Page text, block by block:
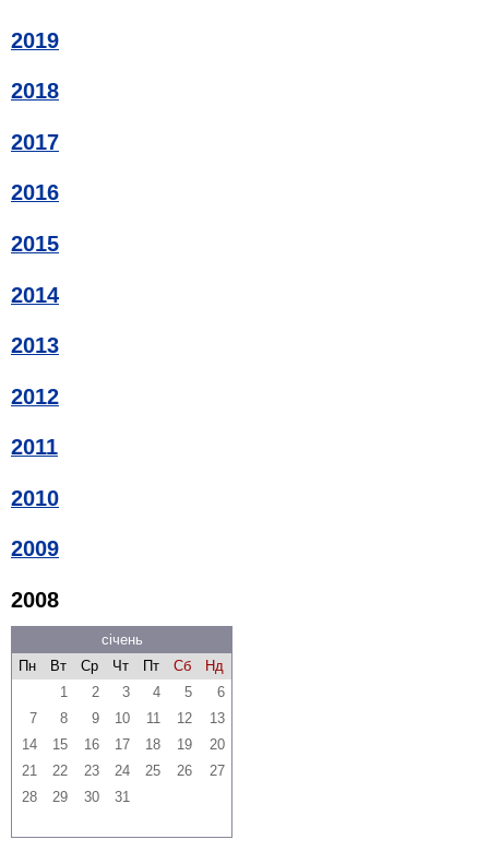
2019
2018
2017
2016
2015
2014
2013
2012
2011
2010
2009
2008
січень
Пн
Вт Ср Чт Пт Сб
Нд
1
2 3 4 5
6
7
8 9 10 11 12
13
14
15 16 17 18 19
20
21
22 23 24 25 26
27
28
29 30 31